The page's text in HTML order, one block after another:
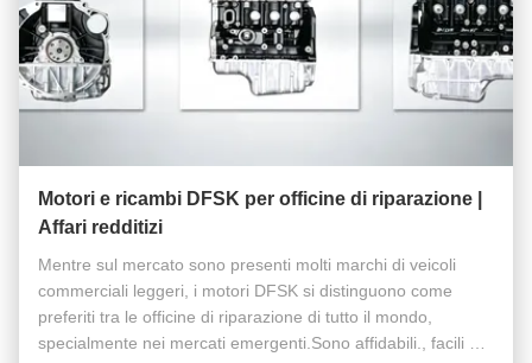
Motori e ricambi DFSK per officine di riparazione |
Affari redditizi
Mentre sul mercato sono presenti molti marchi di veicoli
commerciali leggeri, i motori DFSK si distinguono come
preferiti tra le officine di riparazione di tutto il mondo,
specialmente nei mercati emergenti.Sono affidabili., facili da